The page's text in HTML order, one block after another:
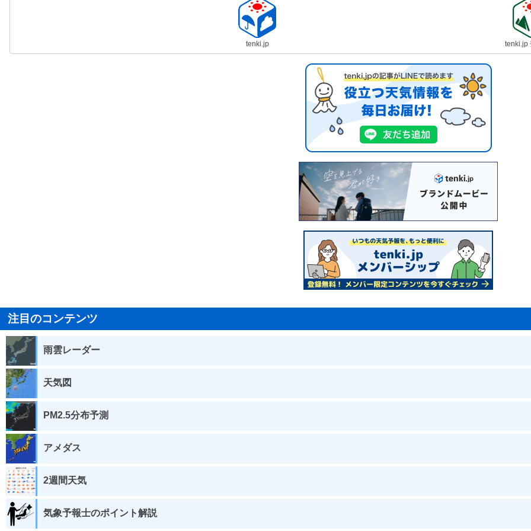
tenki.jp tenki.jp
注目のコンテンツ
雨雲レーダー
天気図
PM2.5分布予測
アメダス
2週間天気
気象予報士のポイント解説